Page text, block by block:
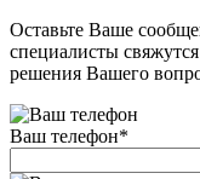
Оставьте Ваше
специалисты
решения Вашего
Ваш телефон*